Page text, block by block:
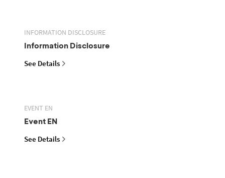
INFORMATION DISCLOSURE
Information Disclosure
See Details
EVENT EN
Event EN
See Details